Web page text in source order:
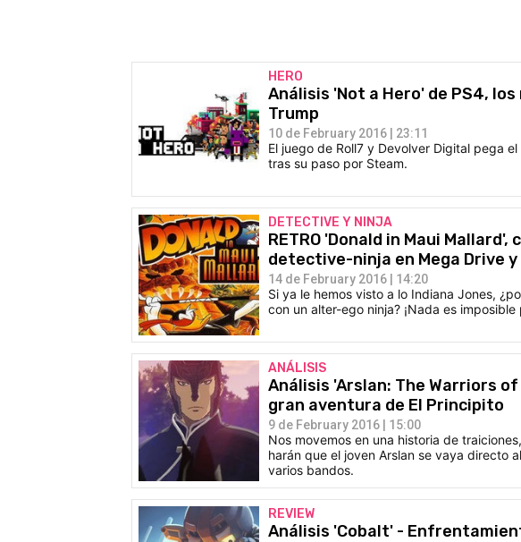
HERO
Análisis 'Not a Hero' de PS4,
Trump
10 de February 2016 | 23:11
El juego de Roll7 y Devolver Digital pega
tras su paso por Steam.
DETECTIVE Y NINJA
RETRO 'Donald in Maui
detective-ninja en Mega Drive
14 de February 2016 | 14:20
Si ya le hemos visto a lo Indiana Jones,
con un alter-ego ninja? ¡Nada es imposible
ANÁLISIS
Análisis 'Arslan: The Warriors
gran aventura de El Principito
9 de February 2016 | 15:00
Nos movemos en una historia de
harán que el joven Arslan se vaya directo
varios bandos.
REVIEW
Análisis 'Cobalt' -